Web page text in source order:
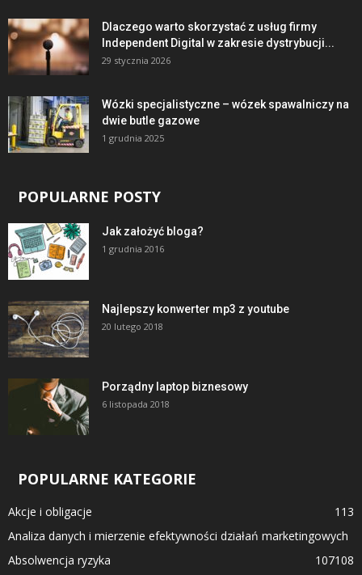
Dlaczego warto skorzystać z usług firmy
Independent Digital w zakresie dystrybucji...
29 stycznia 2026
Wózki specjalistyczne – wózek spawalniczy na
dwie butle gazowe
1 grudnia 2025
POPULARNE POSTY
Jak założyć bloga?
1 grudnia 2016
Najlepszy konwerter mp3 z youtube
20 lutego 2018
Porządny laptop biznesowy
6 listopada 2018
POPULARNE KATEGORIE
Akcje i obligacje
113
Analiza danych i mierzenie efektywności działań marketingowych
108
Absolwencja ryzyka
107